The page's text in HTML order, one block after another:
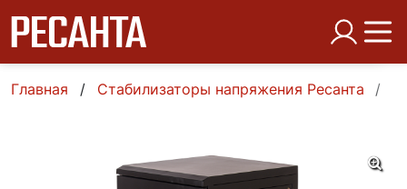
Главная Стабилизаторы напряжения Ресанта